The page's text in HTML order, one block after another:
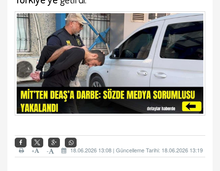
18.06.2026 13:08 | Güncelleme Tarihi: 18.06.2026 13:19
-
+